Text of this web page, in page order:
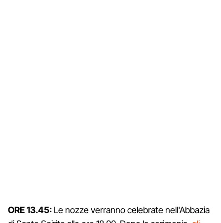
ORE 13.45: Le nozze verranno celebrate nell'Abbazia